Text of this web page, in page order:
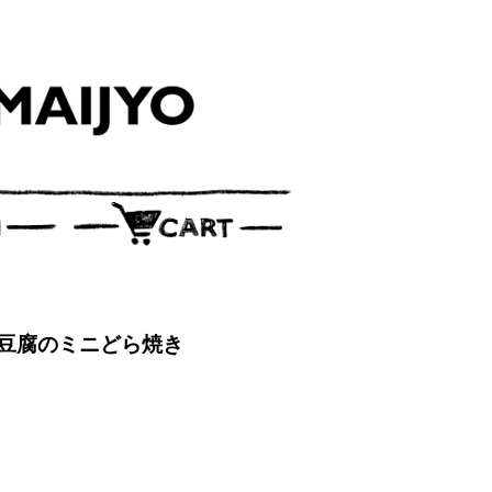
腐のミニどら焼き